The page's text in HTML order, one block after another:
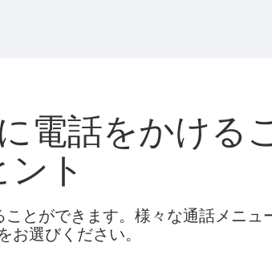
電話をかける
ント
とができます。様々な通話メニュ
お選びください。